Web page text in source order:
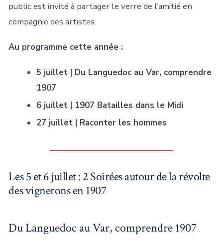
public est invité à partager le verre de l’amitié en
compagnie des artistes.
Au programme cette année :
5 juillet | Du Languedoc au Var, comprendre
1907
6 juillet | 1907 Batailles dans le Midi
27 juillet | Raconter les hommes
Les 5 et 6 juillet : 2 Soirées autour de la révolte
des vignerons en 1907
Du Languedoc au Var, comprendre 1907